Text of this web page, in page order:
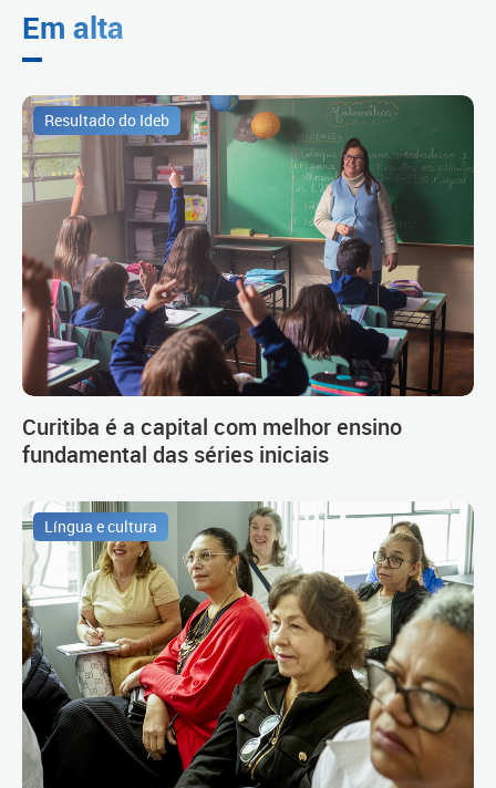
Em alta
Resultado do Ideb
Curitiba é a capital com melhor ensino
fundamental das séries iniciais
Língua e cultura